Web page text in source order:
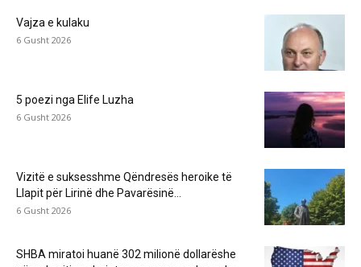
Vajza e kulaku
6 Gusht 2026
5 poezi nga Elife Luzha
6 Gusht 2026
Vizitë e suksesshme Qëndresës heroike të
Llapit për Lirinë dhe Pavarësinë...
6 Gusht 2026
SHBA miratoi huanë 302 milionë dollarëshe